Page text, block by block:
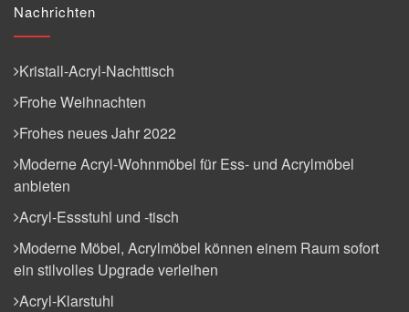
Nachrichten
Kristall-Acryl-Nachttisch
Frohe Weihnachten
Frohes neues Jahr 2022
Moderne Acryl-Wohnmöbel für Ess- und Acrylmöbel
anbieten
Acryl-Essstuhl und -tisch
Moderne Möbel, Acrylmöbel können einem Raum sofort
ein stilvolles Upgrade verleihen
Acryl-Klarstuhl